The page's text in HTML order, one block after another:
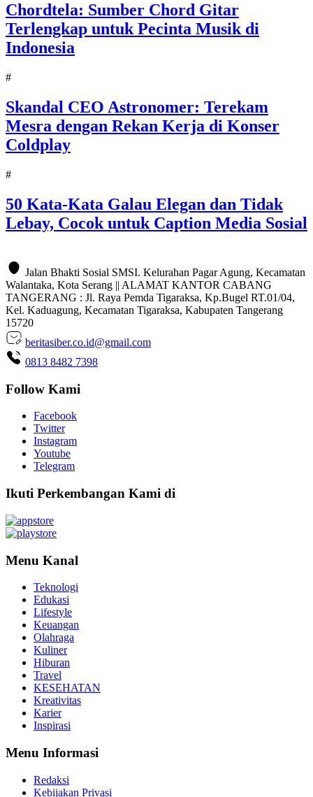
Chordtela: Sumber Chord Gitar
Terlengkap untuk Pecinta Musik di
Indonesia
#
Skandal CEO Astronomer: Terekam
Mesra dengan Rekan Kerja di Konser
Coldplay
#
50 Kata-Kata Galau Elegan dan Tidak
Lebay, Cocok untuk Caption Media Sosial
Jalan Bhakti Sosial SMSI. Kelurahan Pagar Agung, Kecamatan
Walantaka, Kota Serang || ALAMAT KANTOR CABANG
TANGERANG : Jl. Raya Pemda Tigaraksa, Kp.Bugel RT.01/04,
Kel. Kaduagung, Kecamatan Tigaraksa, Kabupaten Tangerang
15720
beritasiber.co.id@gmail.com
0813 8482 7398
Follow Kami
Facebook
Twitter
Instagram
Youtube
Telegram
Ikuti Perkembangan Kami di
Menu Kanal
Teknologi
Edukasi
Lifestyle
Keuangan
Olahraga
Kuliner
Hiburan
Travel
KESEHATAN
Kreativitas
Karier
Inspirasi
Menu Informasi
Redaksi
Kebijakan Privasi